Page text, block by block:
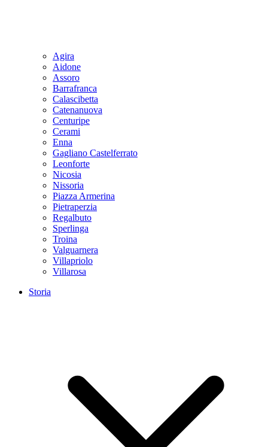
Agira
Aidone
Assoro
Barrafranca
Calascibetta
Catenanuova
Centuripe
Cerami
Enna
Gagliano Castelferrato
Leonforte
Nicosia
Nissoria
Piazza Armerina
Pietraperzia
Regalbuto
Sperlinga
Troina
Valguarnera
Villapriolo
Villarosa
Storia